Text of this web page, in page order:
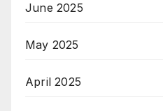
June 2025
May 2025
April 2025